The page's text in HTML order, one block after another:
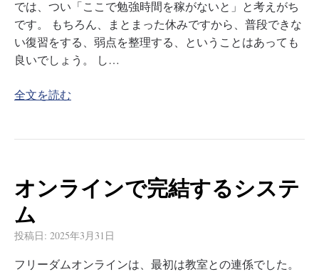
では、つい「ここで勉強時間を稼がないと」と考えがち
です。 もちろん、まとまった休みですから、普段できな
い復習をする、弱点を整理する、ということはあっても
良いでしょう。 し…
全文を読む
オンラインで完結するシステ
ム
投稿日: 2025年3月31日
フリーダムオンラインは、最初は教室との連係でした。